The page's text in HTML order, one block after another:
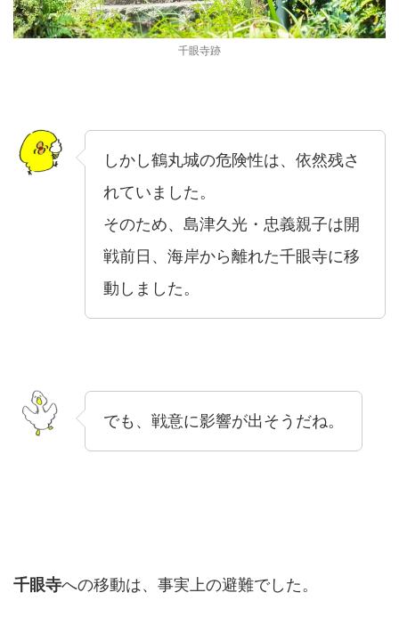
千眼寺跡
しかし鶴丸城の危険性は、依然残さ
れていました。
そのため、島津久光・忠義親子は開
戦前日、海岸から離れた千眼寺に移
動しました。
でも、戦意に影響が出そうだね。
千眼寺への移動は、事実上の避難でした。